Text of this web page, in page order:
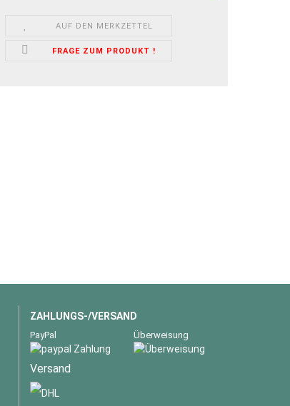
AUF DEN MERKZETTEL
FRAGE ZUM PRODUKT !
ZAHLUNGS-/VERSAND
PayPal Überweisung
Versand